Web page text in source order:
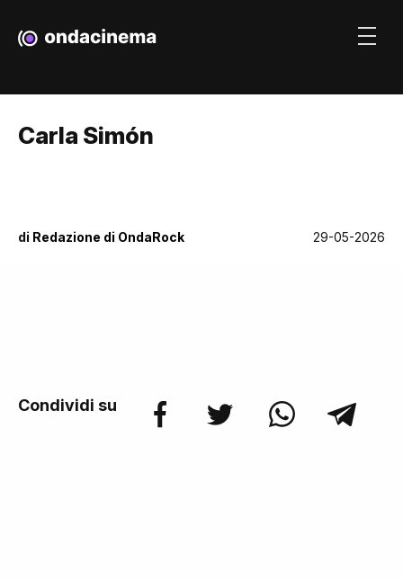
Carla Simón
di Redazione di OndaRock 29-05-2026
Condividi su